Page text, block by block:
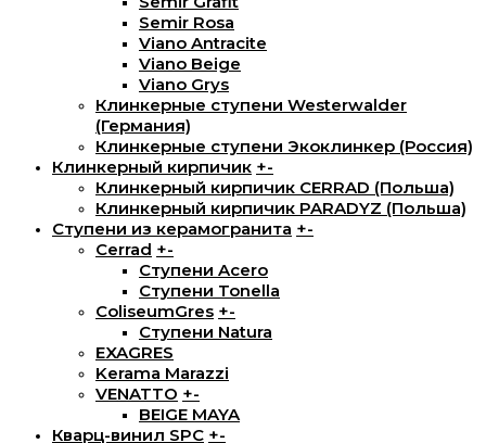
Semir Rosa
Viano Antracite
Viano Beige
Viano Grys
Клинкерные ступени Westerwalder
(Германия)
Клинкерные ступени Экоклинкер (Россия)
Клинкерный кирпичик +-
Клинкерный кирпичик CERRAD (Польша)
Клинкерный кирпичик PARADYZ (Польша)
Ступени из керамогранита +-
Cerrad +-
Ступени Acero
Ступени Tonella
ColiseumGres +-
Ступени Natura
EXAGRES
Kerama Marazzi
VENATTO +-
BEIGE MAYA
Кварц-винил SPC +-